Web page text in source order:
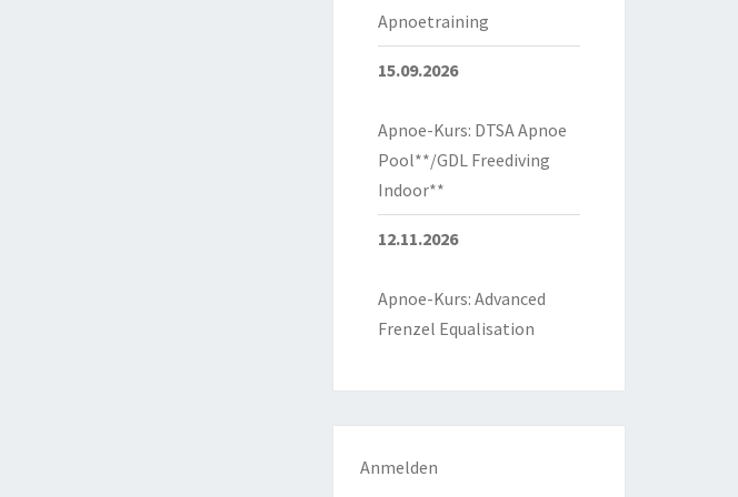
Apnoetraining
15.09.2026
Apnoe-Kurs: DTSA Apnoe
Pool**/GDL Freediving
Indoor**
12.11.2026
Apnoe-Kurs: Advanced
Frenzel Equalisation
Anmelden